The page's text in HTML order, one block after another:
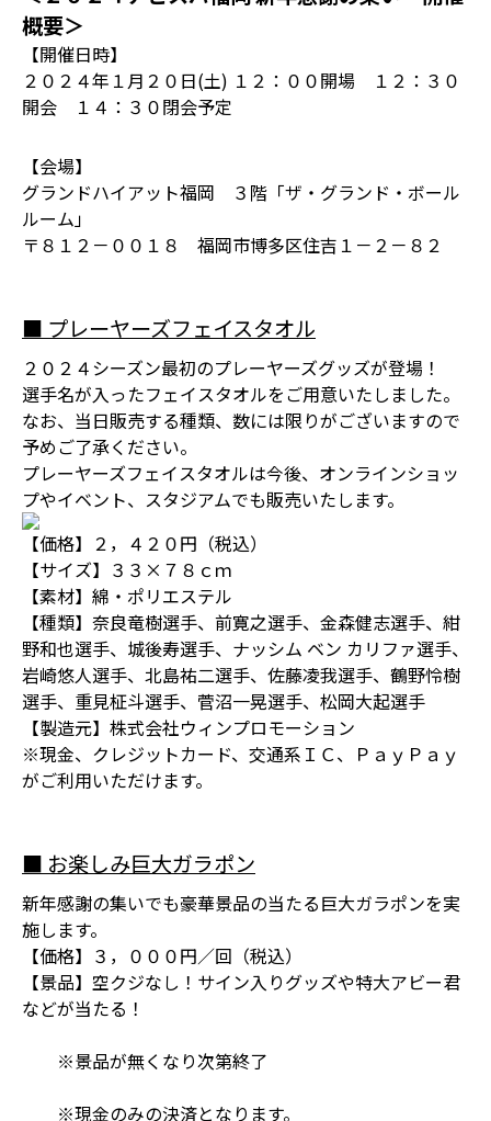
概要＞
【開催日時】
２０２４年１月２０日(土) １２：００開場 １２：３０
開会 １４：３０閉会予定
【会場】
グランドハイアット福岡 ３階「ザ・グランド・ボール
ルーム」
〒８１２－００１８ 福岡市博多区住吉１－２－８２
■ プレーヤーズフェイスタオル
２０２４シーズン最初のプレーヤーズグッズが登場！
選手名が入ったフェイスタオルをご用意いたしました。
なお、当日販売する種類、数には限りがございますので
予めご了承ください。
プレーヤーズフェイスタオルは今後、オンラインショッ
プやイベント、スタジアムでも販売いたします。
【価格】２，４２０円（税込）
【サイズ】３３×７８ｃｍ
【素材】綿・ポリエステル
【種類】奈良竜樹選手、前寛之選手、金森健志選手、紺
野和也選手、城後寿選手、ナッシム ベン カリファ選手、
岩崎悠人選手、北島祐二選手、佐藤凌我選手、鶴野怜樹
選手、重見柾斗選手、菅沼一晃選手、松岡大起選手
【製造元】株式会社ウィンプロモーション
※現金、クレジットカード、交通系ＩＣ、ＰａｙＰａｙ
がご利用いただけます。
■ お楽しみ巨大ガラポン
新年感謝の集いでも豪華景品の当たる巨大ガラポンを実
施します。
【価格】３，０００円／回（税込）
【景品】空クジなし！サイン入りグッズや特大アビー君
などが当たる！
※景品が無くなり次第終了
※現金のみの決済となります。